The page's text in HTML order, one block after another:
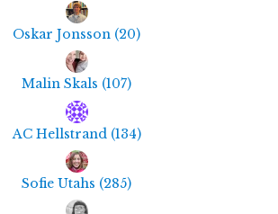
Oskar Jonsson (20)
Malin Skals (107)
AC Hellstrand (134)
Sofie Utahs (285)